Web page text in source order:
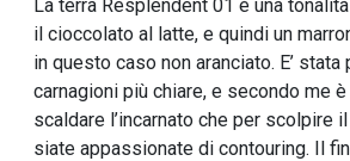
La terra Resplendent 01 è una
il cioccolato al latte, e quindi un
in questo caso non aranciato. E’
carnagioni più chiare, e secondo me
scaldare l’incarnato che per scolpire
siate appassionate di contouring. Il